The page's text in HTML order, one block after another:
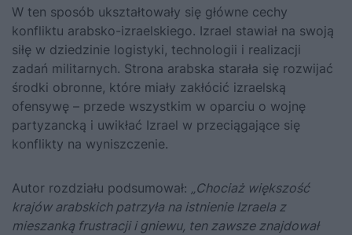
W ten sposób ukształtowały się główne cechy
konfliktu arabsko-izraelskiego. Izrael stawiał na swoją
siłę w dziedzinie logistyki, technologii i realizacji
zadań militarnych. Strona arabska starała się rozwijać
środki obronne, które miały zakłócić izraelską
ofensywę – przede wszystkim w oparciu o wojnę
partyzancką i uwikłać Izrael w przeciągające się
konflikty na wyniszczenie.
Autor rozdziału podsumował: „Chociaż większość
krajów arabskich patrzyła na istnienie Izraela z
mieszanką frustracji i gniewu, ten zawsze znajdował